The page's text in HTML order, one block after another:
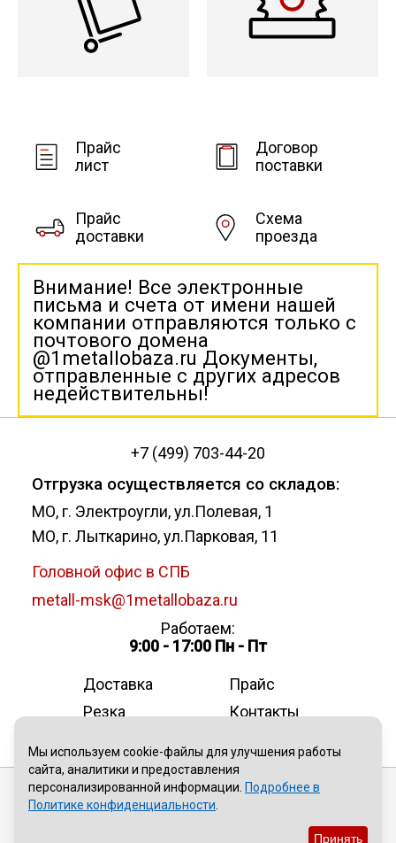
Прайс
лист
Договор
поставки
Прайс
доставки
Схема
проезда
Внимание! Все электронные
письма и счета от имени нашей
компании отправляются только с
почтового домена
@1metallobaza.ru Документы,
отправленные с других адресов
недействительны!
+7 (499) 703-44-20
Отгрузка осуществляется со складов:
МО, г. Электроугли, ул.Полевая, 1
МО, г. Лыткарино, ул.Парковая, 11
Головной офис в СПБ
metall-msk@1metallobaza.ru
Работаем:
9:00 - 17:00 Пн - Пт
Доставка
Прайс
Резка
Контакты
Публичная оферта
Мы используем cookie-файлы для улучшения работы
сайта, аналитики и предоставления
персонализированной информации. Подробнее в
Политике конфиденциальности
Принять